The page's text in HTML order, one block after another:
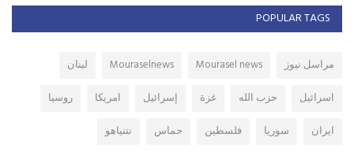
POPULAR TAGS
مراسل نيوز Mourasel news
Mouraselnews
لبنان
اسرائيل
حزب الله غزة إسرائيل امريكا
روسيا
ايران
سوريا فلسطين حماس نتنياهو